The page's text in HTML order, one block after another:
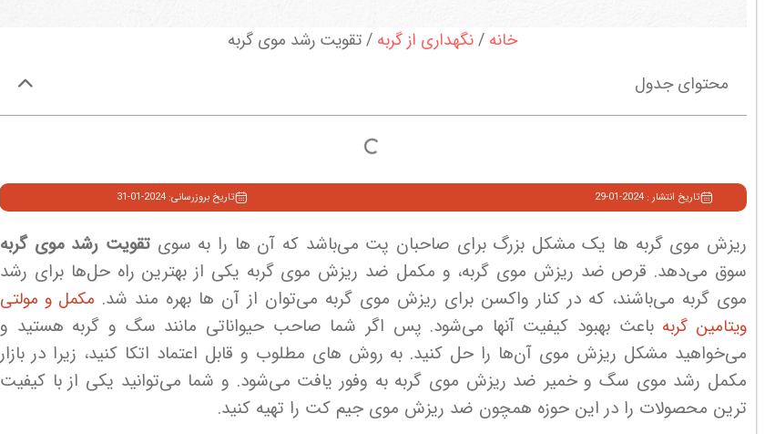
خانه نگهداری از گربه
تقویت رشد موی گربه
محتوای جدول
تاریخ انتشار : 2024-01-29 تاریخ بروزرسانی: 2024-01-31
ریزش موی گربه ها یک مشکل بزرگ برای صاحبان پت می‌باشد که آن ها را به سوی تقویت رشد موی گربه
سوق می‌دهد. قرص ضد ریزش موی گربه، و مکمل ضد ریزش موی گربه یکی از بهترین راه حل‌ها برای رشد
موی گربه می‌باشند، که در کنار واکسن برای ریزش موی گربه می‌توان از آن ها بهره مند شد. مکمل و مولتی
ویتامین گربه باعث بهبود کیفیت آنها می‌شود. پس اگر شما صاحب حیواناتی مانند سگ و گربه هستید و
می‌خواهید مشکل ریزش موی آن‌ها را حل کنید. به روش های مطلوب و قابل اعتماد اتکا کنید، زیرا در بازار
مکمل رشد موی سگ و خمیر ضد ریزش موی گربه به وفور یافت می‌شود. و شما می‌توانید یکی از با کیفیت
ترین محصولات را در این حوزه همچون ضد ریزش موی جیم کت را تهیه کنید.